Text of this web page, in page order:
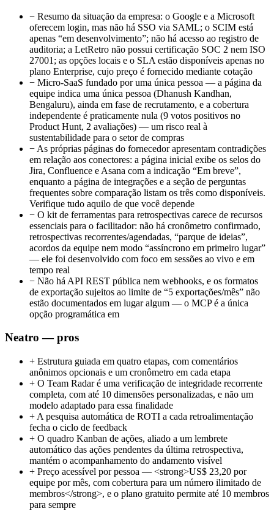
− Resumo da situação da empresa: o Google e a Microsoft
oferecem login, mas não há SSO via SAML; o SCIM está
apenas “em desenvolvimento”; não há acesso ao registro de
auditoria; a LetRetro não possui certificação SOC 2 nem ISO
27001; as opções locais e o SLA estão disponíveis apenas no
plano Enterprise, cujo preço é fornecido mediante cotação
− Micro-SaaS fundado por uma única pessoa — a página da
equipe indica uma única pessoa (Dhanush Kandhan,
Bengaluru), ainda em fase de recrutamento, e a cobertura
independente é praticamente nula (9 votos positivos no
Product Hunt, 2 avaliações) — um risco real à
sustentabilidade para o setor de compras
− As próprias páginas do fornecedor apresentam contradições
em relação aos conectores: a página inicial exibe os selos do
Jira, Confluence e Asana com a indicação “Em breve”,
enquanto a página de integrações e a seção de perguntas
frequentes sobre comparação listam os três como disponíveis.
Verifique tudo aquilo de que você depende
− O kit de ferramentas para retrospectivas carece de recursos
essenciais para o facilitador: não há cronômetro confirmado,
retrospectivas recorrentes/agendadas, “parque de ideias”,
acordos da equipe nem modo “assíncrono em primeiro lugar”
— ele foi desenvolvido com foco em sessões ao vivo e em
tempo real
− Não há API REST pública nem webhooks, e os formatos
de exportação sujeitos ao limite de “5 exportações/mês” não
estão documentados em lugar algum — o MCP é a única
opção programática em
Neatro — pros
+ Estrutura guiada em quatro etapas, com comentários
anônimos opcionais e um cronômetro em cada etapa
+ O Team Radar é uma verificação de integridade recorrente
completa, com até 10 dimensões personalizadas, e não um
modelo adaptado para essa finalidade
+ A pesquisa automática de ROTI a cada retroalimentação
fecha o ciclo de feedback
+ O quadro Kanban de ações, aliado a um lembrete
automático das ações pendentes da última retrospectiva,
mantém o acompanhamento do andamento visível
+ Preço acessível por pessoa — <strong>US$ 23,20 por
equipe por mês, com cobertura para um número ilimitado de
membros</strong>, e o plano gratuito permite até 10 membros
para sempre